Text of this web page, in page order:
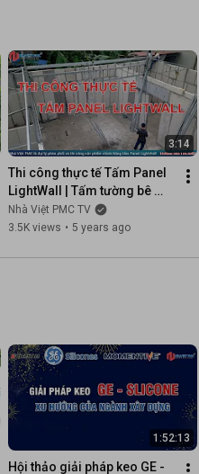
3:14
Thi công thực tế Tấm Panel
LightWall | Tấm tường bê
tông nhẹ | Nhà Việt PMC
Nhà Việt PMC TV
3.5K views • 5 years ago
1:52:13
Hội thảo giải pháp keo GE -